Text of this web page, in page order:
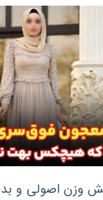
وزن اصولی و